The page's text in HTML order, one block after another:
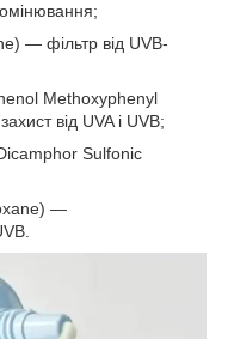
— фільтр від UVB-
Methoxyphenyl
від UVA і UVB;
Sulfonic
—